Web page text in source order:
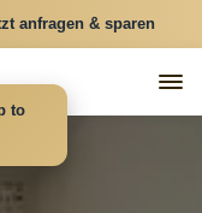
anfragen & sparen
to